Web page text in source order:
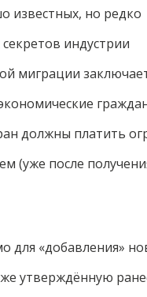
известных, но редко
индустрии
миграции
должны платить
(уже после
для «добавления»
утверждённую